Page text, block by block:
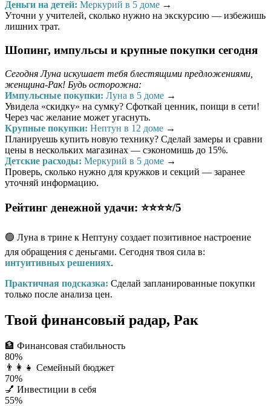
Деньги на детей: Меркурий в 5 доме →
Уточни у учителей, сколько нужно на экскурсию — избежишь
лишних трат.
Шопинг, импульсы и крупные покупки сегодня
Сегодня Луна искушает тебя блестящими предложениями,
женщина-Рак! Будь осторожна:
Импульсные покупки: Луна в 5 доме →
Увидела «скидку» на сумку? Сфоткай ценник, поищи в сети!
Через час желание может угаснуть.
Крупные покупки: Нептун в 12 доме →
Планируешь купить новую технику? Сделай замеры и сравни
цены в нескольких магазинах — сэкономишь до 15%.
Детские расходы: Меркурий в 5 доме →
Проверь, сколько нужно для кружков и секций — заранее
уточняй информацию.
Рейтинг денежной удачи: ⭐⭐⭐⭐/5
🟢 Луна в трине к Нептуну создает позитивное настроение
для обращения с деньгами. Сегодня твоя сила в:
интуитивных решениях.
Практичная подсказка: Сделай запланированные покупки
только после анализа цен.
Твой финансовый радар, Рак
🏦 Финансовая стабильность
80%
👨‍👩‍👧 Семейный бюджет
70%
💅 Инвестиции в себя
55%